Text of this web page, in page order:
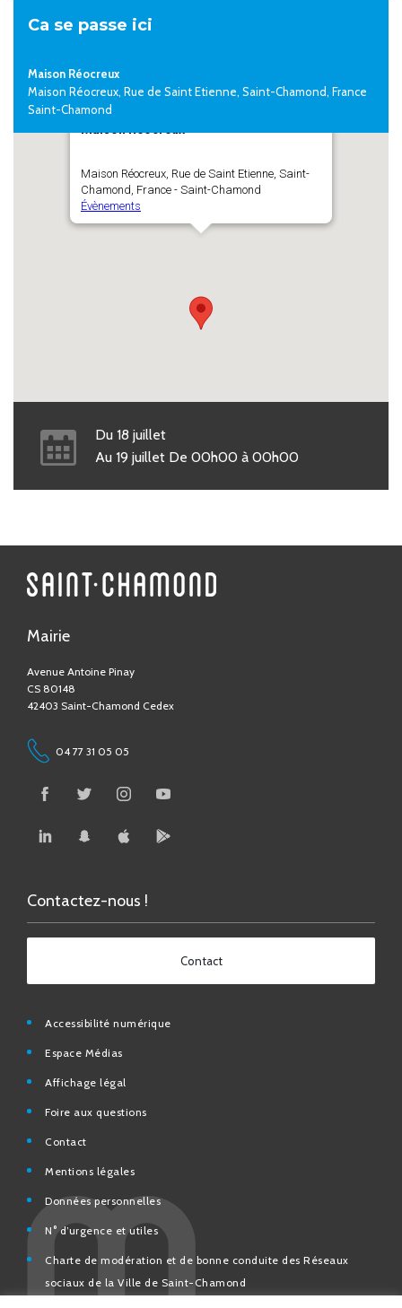
Ca se passe ici
Maison Réocreux
Maison Réocreux, Rue de Saint Etienne, Saint-Chamond, France
Saint-Chamond
Maison Réocreux
Maison Réocreux, Rue de Saint Etienne, Saint-
Chamond, France - Saint-Chamond
Évènements
Du 18 juillet
Au 19 juillet De00h00 à00h00
Mairie
Avenue Antoine Pinay
CS 80148
42403 Saint-Chamond Cedex
04 77 31 05 05
Contactez-nous !
Contact
Accessibilité numérique
Espace Médias
Affichage légal
Foire aux questions
Contact
Mentions légales
Données personnelles
N° d’urgence et utiles
Charte de modération et de bonne conduite des Réseaux
sociaux de la Ville de Saint-Chamond